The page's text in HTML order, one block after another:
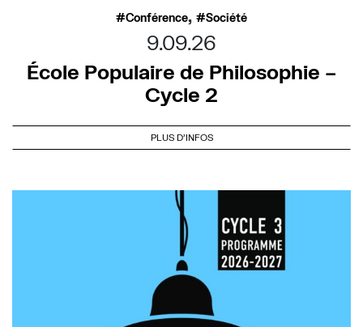
Conférence, Société
9.09.26
École Populaire de Philosophie –
Cycle 2
PLUS D'INFOS